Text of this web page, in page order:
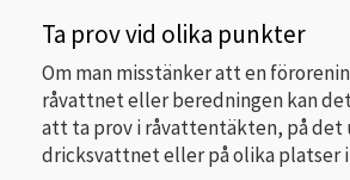
Ta prov vid olika punkter
Om man misstänker att en
råvattnet eller beredningen kan
att ta prov i råvattentäkten, på det
dricksvattnet eller på olika platser